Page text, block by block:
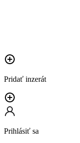
Pridať inzerát
Prihlásiť sa